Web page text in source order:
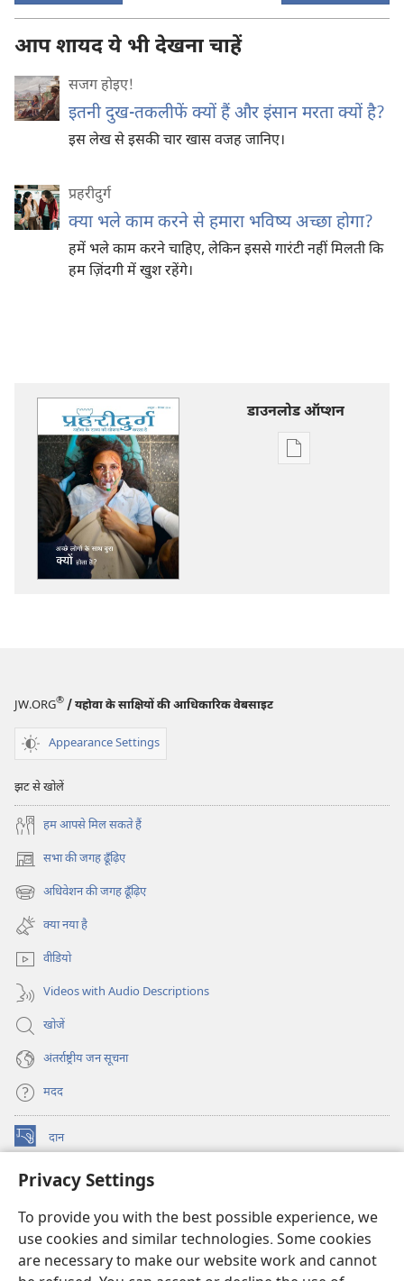
Privacy Settings
To provide you with the best possible experience, we
use cookies and similar technologies. Some cookies
are necessary to make our website work and cannot
आप शायद ये भी देखना चाहें
सजग होइए‍!
इतनी दुख-तकलीफें क्यों हैं और इंसान मरता क्यों है?
इस लेख से इसकी चार खास वजह जानिए।
प्रहरीदुर्ग
क्या भले काम करने से हमारा भविष्य अच्छा होगा?
हमें भले काम करने चाहिए, लेकिन इससे गारंटी नहीं मिलती कि
हम ज़िंदगी में खुश रहेंगे।
डाउनलोड ऑप्शन
डिजिटल
JW.ORG® / यहोवा के साक्षियों की आधिकारिक वेबसाइट
Appearance Settings
झट से खोलें
हम आपसे मिल सकते हैं
सभा की जगह ढूँढ़िए
(opens
new
window)
अधिवेशन की जगह ढूँढ़िए
(opens
new
window)
क्या नया है
वीडियो
Videos with Audio Descriptions
खोजें
अंतर्राष्ट्रीय जन सूचना
मदद
दान
(opens
window)
वॉचटावर ऑनलाइन लाइब्रेरी
new
JW Hub ®
(opens
new
window)
ऐप